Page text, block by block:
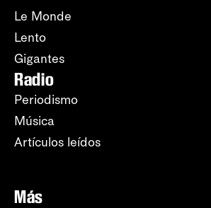
Le Monde
Lento
Gigantes
Radio
Periodismo
Música
Artículos leídos
Más